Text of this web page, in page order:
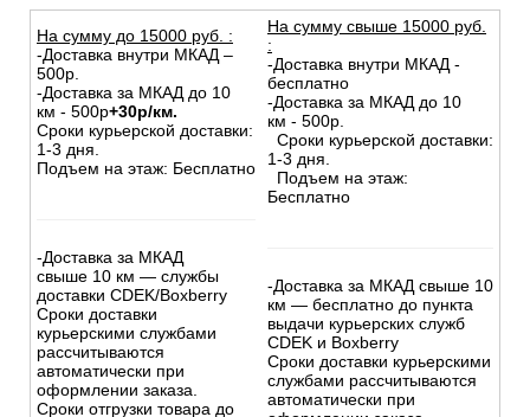
На сумму до 15000 руб. :
-Доставка внутри МКАД –
500р.
-Доставка за МКАД до 10
км - 500р+30р/км.
Сроки курьерской доставки:
1-3 дня.
Подъем на этаж: Бесплатно
-Доставка за МКАД
свыше 10 км — службы
доставки CDEK/Boxberry
Сроки доставки
курьерскими службами
рассчитываются
автоматически при
оформлении заказа.
Сроки отгрузки товара до
На сумму свыше 15000 руб.
:
-Доставка внутри МКАД -
бесплатно
-Доставка за МКАД до 10
км - 500р.
Сроки курьерской доставки:
1-3 дня.
Подъем на этаж:
Бесплатно
-Доставка за МКАД свыше 10
км — бесплатно до пункта
выдачи курьерских служб
CDEK и Boxberry
Сроки доставки курьерскими
службами рассчитываются
автоматически при